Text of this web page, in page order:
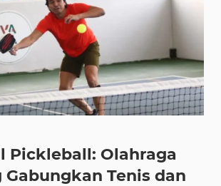
Pickleball: Olahraga
Gabungkan Tenis dan